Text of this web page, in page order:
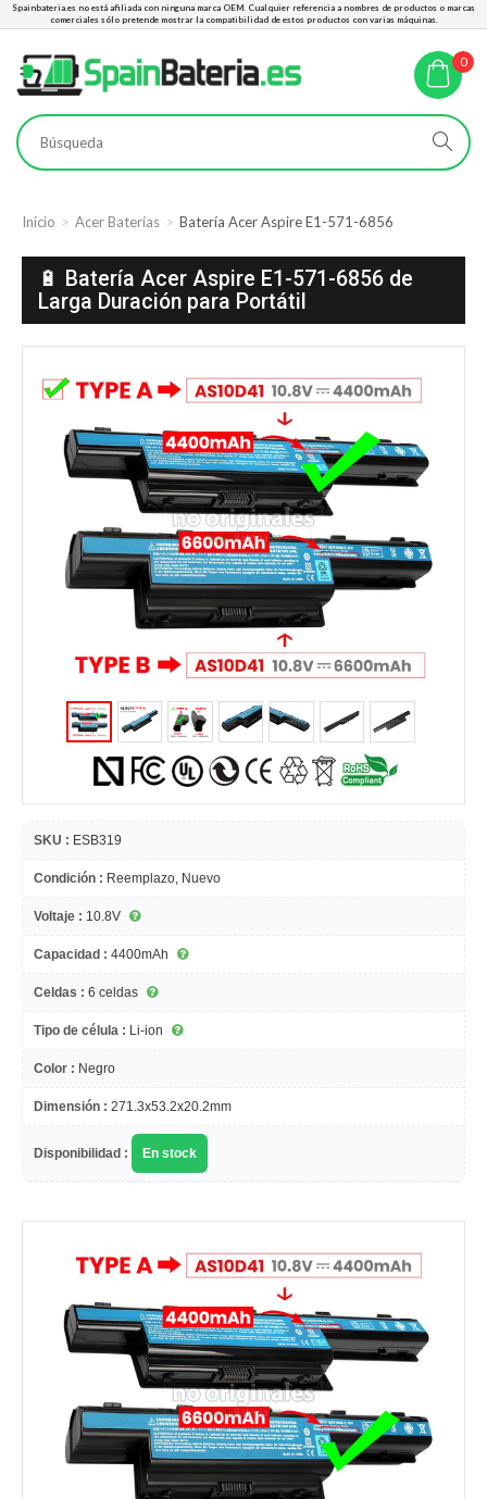
Spainbateria.es no está afiliada con ninguna marca OEM. Cualquier referencia a nombres de productos o marcas
comerciales sólo pretende mostrar la compatibilidad de estos productos con varias máquinas.
0
Inicio Acer Baterías Batería Acer Aspire E1-571-6856
🔋 Batería Acer Aspire E1-571-6856 de
Larga Duración para Portátil
SKU : ESB319
Condición : Reemplazo, Nuevo
Voltaje : 10.8V
Capacidad : 4400mAh
Celdas : 6 celdas
Tipo de célula : Li-ion
Color : Negro
Dimensión : 271.3x53.2x20.2mm
Disponibilidad : En stock